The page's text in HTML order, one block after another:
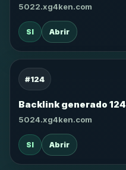
5022.xg4ken.com
SI Abrir
#124
Backlink generado 124
5024.xg4ken.com
SI Abrir